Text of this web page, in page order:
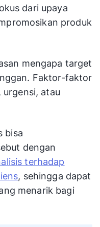
dari upaya
produk
mengapa target
Faktor-faktor
atau
bisa
dengan
terhadap
, sehingga dapat
menarik bagi